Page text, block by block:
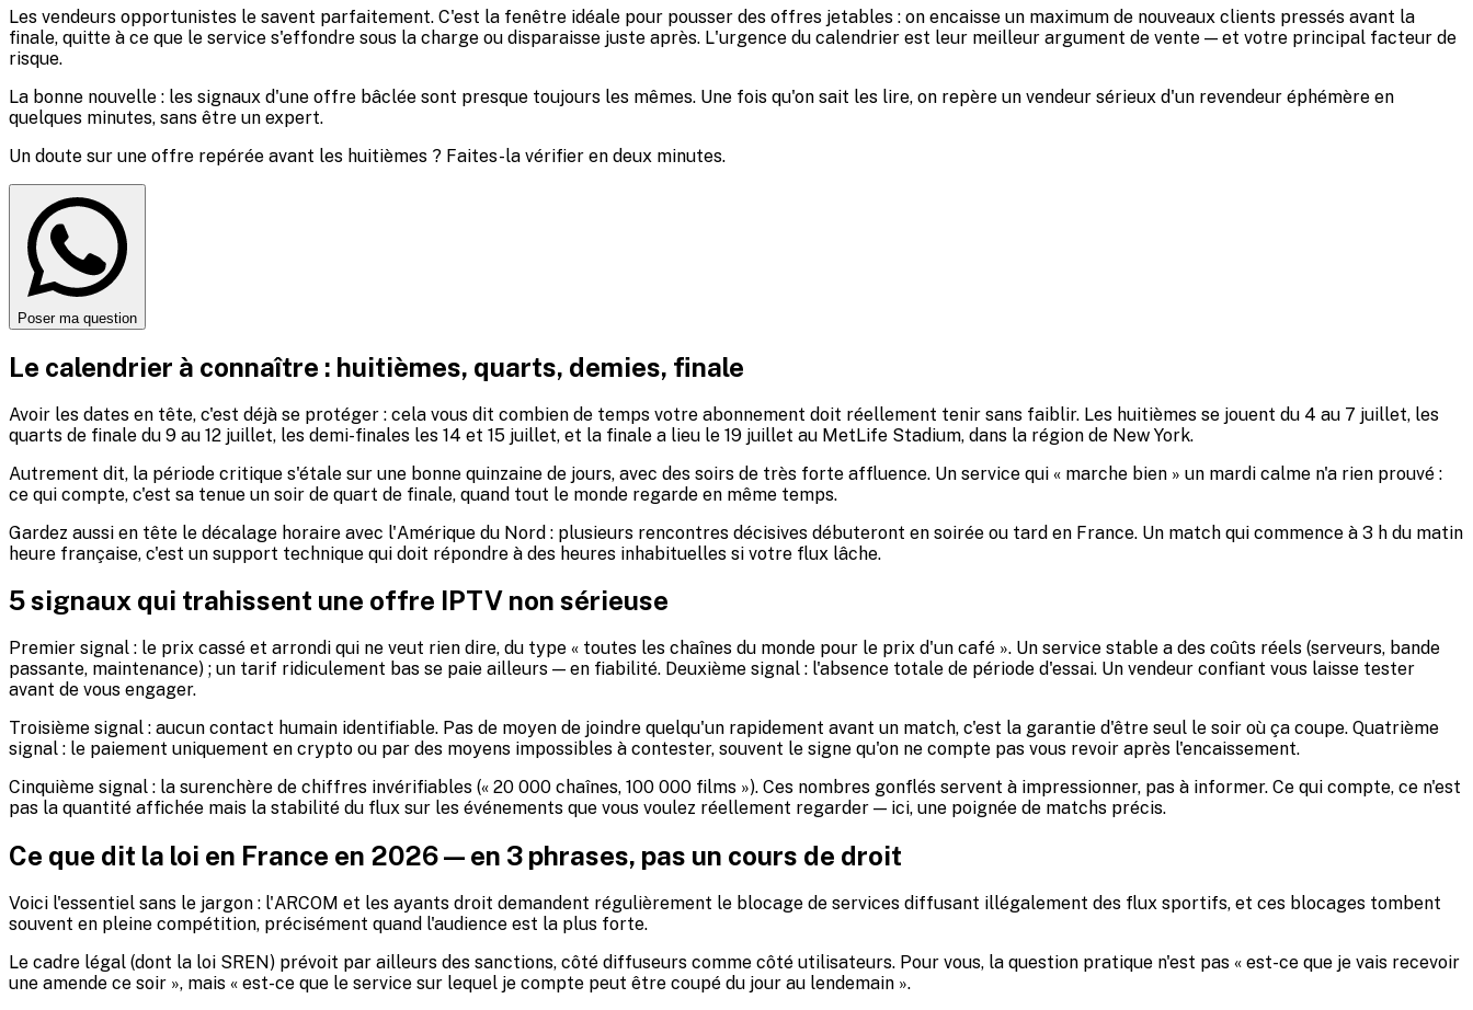
Les vendeurs opportunistes le savent parfaitement. C'est la fenêtre idéale pour pousser des offres jetables : on encaisse un maximum de nouveaux clients pressés avant la
finale, quitte à ce que le service s'effondre sous la charge ou disparaisse juste après. L'urgence du calendrier est leur meilleur argument de vente — et votre principal facteur de
risque.
La bonne nouvelle : les signaux d'une offre bâclée sont presque toujours les mêmes. Une fois qu'on sait les lire, on repère un vendeur sérieux d'un revendeur éphémère en
quelques minutes, sans être un expert.
Un doute sur une offre repérée avant les huitièmes ? Faites-la vérifier en deux minutes.
Poser ma question
Le calendrier à connaître : huitièmes, quarts, demies, finale
Avoir les dates en tête, c'est déjà se protéger : cela vous dit combien de temps votre abonnement doit réellement tenir sans faiblir. Les huitièmes se jouent du 4 au 7 juillet, les
quarts de finale du 9 au 12 juillet, les demi-finales les 14 et 15 juillet, et la finale a lieu le 19 juillet au MetLife Stadium, dans la région de New York.
Autrement dit, la période critique s'étale sur une bonne quinzaine de jours, avec des soirs de très forte affluence. Un service qui « marche bien » un mardi calme n'a rien prouvé :
ce qui compte, c'est sa tenue un soir de quart de finale, quand tout le monde regarde en même temps.
Gardez aussi en tête le décalage horaire avec l'Amérique du Nord : plusieurs rencontres décisives débuteront en soirée ou tard en France. Un match qui commence à 3 h du matin
heure française, c'est un support technique qui doit répondre à des heures inhabituelles si votre flux lâche.
5 signaux qui trahissent une offre IPTV non sérieuse
Premier signal : le prix cassé et arrondi qui ne veut rien dire, du type « toutes les chaînes du monde pour le prix d'un café ». Un service stable a des coûts réels (serveurs, bande
passante, maintenance) ; un tarif ridiculement bas se paie ailleurs — en fiabilité. Deuxième signal : l'absence totale de période d'essai. Un vendeur confiant vous laisse tester
avant de vous engager.
Troisième signal : aucun contact humain identifiable. Pas de moyen de joindre quelqu'un rapidement avant un match, c'est la garantie d'être seul le soir où ça coupe. Quatrième
signal : le paiement uniquement en crypto ou par des moyens impossibles à contester, souvent le signe qu'on ne compte pas vous revoir après l'encaissement.
Cinquième signal : la surenchère de chiffres invérifiables (« 20 000 chaînes, 100 000 films »). Ces nombres gonflés servent à impressionner, pas à informer. Ce qui compte, ce n'est
pas la quantité affichée mais la stabilité du flux sur les événements que vous voulez réellement regarder — ici, une poignée de matchs précis.
Ce que dit la loi en France en 2026 — en 3 phrases, pas un cours de droit
Voici l'essentiel sans le jargon : l'ARCOM et les ayants droit demandent régulièrement le blocage de services diffusant illégalement des flux sportifs, et ces blocages tombent
souvent en pleine compétition, précisément quand l'audience est la plus forte.
Le cadre légal (dont la loi SREN) prévoit par ailleurs des sanctions, côté diffuseurs comme côté utilisateurs. Pour vous, la question pratique n'est pas « est-ce que je vais recevoir
une amende ce soir », mais « est-ce que le service sur lequel je compte peut être coupé du jour au lendemain ».